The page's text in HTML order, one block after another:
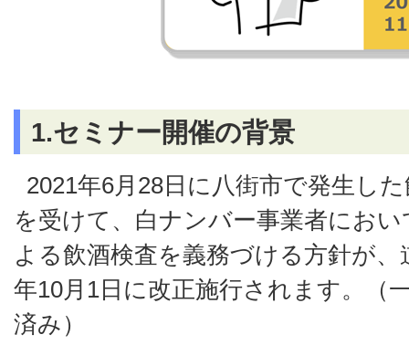
1.セミナー開催の背景
2021年6月28日に八街市で発生し
を受けて、白ナンバー事業者にお
よる飲酒検査を義務づける方針が
年10月1日に改正施行されます。（
済み）